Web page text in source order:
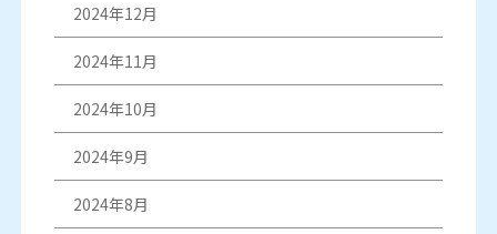
2024年12月
2024年11月
2024年10月
2024年9月
2024年8月